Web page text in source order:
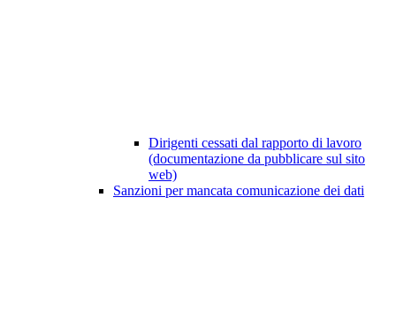
Dirigenti cessati dal rapporto di lavoro
(documentazione da pubblicare sul sito
web)
Sanzioni per mancata comunicazione dei dati